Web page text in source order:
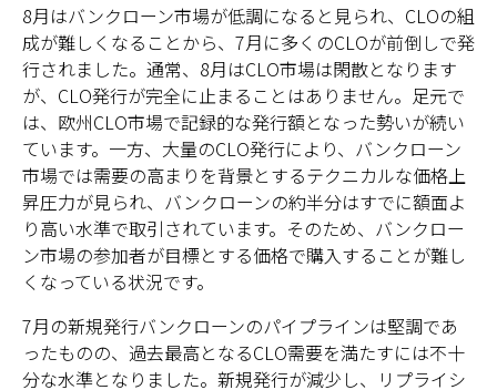
8月はバンクローン市場が低調になると見られ、CLOの組
成が難しくなることから、7月に多くのCLOが前倒しで発
行されました。通常、8月はCLO市場は閑散となります
が、CLO発行が完全に止まることはありません。足元で
は、欧州CLO市場で記録的な発行額となった勢いが続い
ています。一方、大量のCLO発行により、バンクローン
市場では需要の高まりを背景とするテクニカルな価格上
昇圧力が見られ、バンクローンの約半分はすでに額面よ
り高い水準で取引されています。そのため、バンクロー
ン市場の参加者が目標とする価格で購入することが難し
くなっている状況です。
7月の新規発行バンクローンのパイプラインは堅調であ
ったものの、過去最高となるCLO需要を満たすには不十
分な水準となりました。新規発行が減少し、リプライシ